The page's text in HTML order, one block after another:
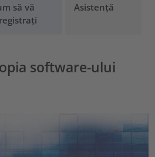
să vă
Asistență
Pro
software-ului